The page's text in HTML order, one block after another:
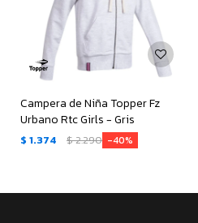
Campera de Niña Topper Fz
Urbano Rtc Girls - Gris
$ 1.374 $2.290 40